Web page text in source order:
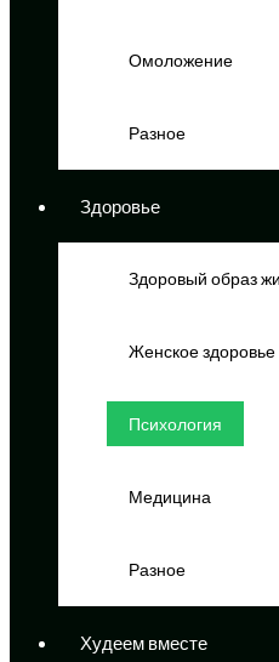
Омоложение
Разное
Здоровье
Здоровый образ
Женское здоровье
Психология
Медицина
Разное
Худеем вместе